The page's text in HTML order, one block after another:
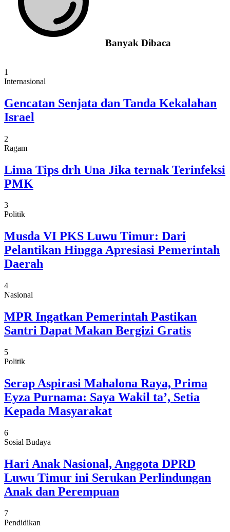
Banyak Dibaca
1
Internasional
Gencatan Senjata dan Tanda Kekalahan
Israel
2
Ragam
Lima Tips drh Una Jika ternak Terinfeksi
PMK
3
Politik
Musda VI PKS Luwu Timur: Dari
Pelantikan Hingga Apresiasi Pemerintah
Daerah
4
Nasional
MPR Ingatkan Pemerintah Pastikan
Santri Dapat Makan Bergizi Gratis
5
Politik
Serap Aspirasi Mahalona Raya, Prima
Eyza Purnama: Saya Wakil ta’, Setia
Kepada Masyarakat
6
Sosial Budaya
Hari Anak Nasional, Anggota DPRD
Luwu Timur ini Serukan Perlindungan
Anak dan Perempuan
7
Pendidikan